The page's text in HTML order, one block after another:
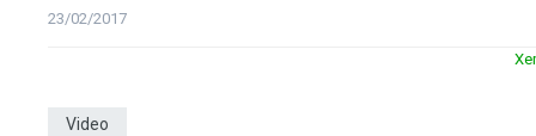
23/02/2017
Video